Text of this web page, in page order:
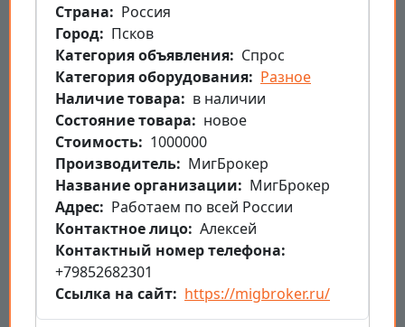
Страна
Россия
Город
Псков
Категория объявления
Спрос
Категория оборудования
Разное
Наличие товара
в наличии
Состояние товара
новое
Стоимость
1000000
Производитель
МигБрокер
Название организации
МигБрокер
Aдрес
Работаем по всей России
Контактное лицо Алексей
Контактный номер телефона
+79852682301
Ссылка на сайт
https://migbroker.ru/